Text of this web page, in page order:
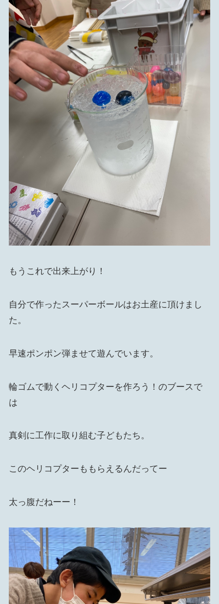
もうこれで出来上がり！
自分で作ったスーパーボールはお土産に頂けまし
た。
早速ポンポン弾ませて遊んでいます。
輪ゴムで動くヘリコプターを作ろう！のブースで
は
真剣に工作に取り組む子どもたち。
このヘリコプターももらえるんだってー
太っ腹だねーー！